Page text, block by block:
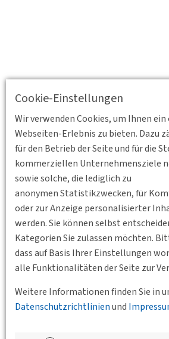
Cookie-Einstellungen
Wir verwenden Cookies, um Ihnen
Webseiten-Erlebnis zu bieten. Dazu
für den Betrieb der Seite und für die
kommerziellen Unternehmensziele
sowie solche, die lediglich zu
anonymen Statistikzwecken, für
oder zur Anzeige personalisierter
werden. Sie können selbst
Kategorien Sie zulassen möchten.
dass auf Basis Ihrer Einstellungen
alle Funktionalitäten der Seite zur
Weitere Informationen finden Sie in
Datenschutzrichtlinienund